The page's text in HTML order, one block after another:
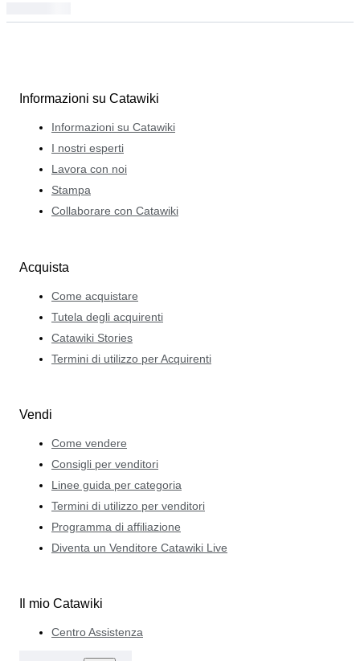
Informazioni su Catawiki
Informazioni su Catawiki
I nostri esperti
Lavora con noi
Stampa
Collaborare con Catawiki
Acquista
Come acquistare
Tutela degli acquirenti
Catawiki Stories
Termini di utilizzo per Acquirenti
Vendi
Come vendere
Consigli per venditori
Linee guida per categoria
Termini di utilizzo per venditori
Programma di affiliazione
Diventa un Venditore Catawiki Live
Il mio Catawiki
Centro Assistenza